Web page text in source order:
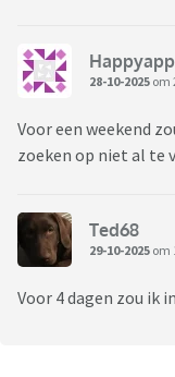
28-10-2025 om
Voor een weekend
zoeken op niet al te
Ted68
29-10-2025 om
Voor 4 dagen zou ik